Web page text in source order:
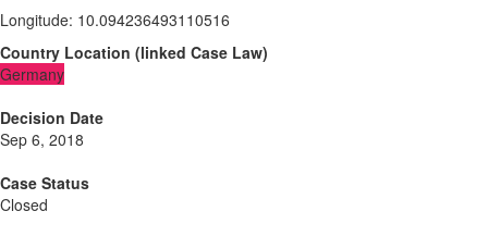
Longitude: 10.094236493110516
Country Location (linked Case Law)
Germany
Decision Date
Sep 6, 2018
Case Status
Closed